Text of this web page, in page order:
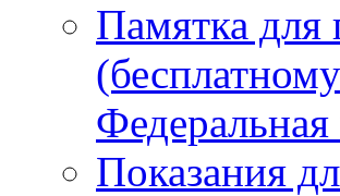
Памятка для
Показания